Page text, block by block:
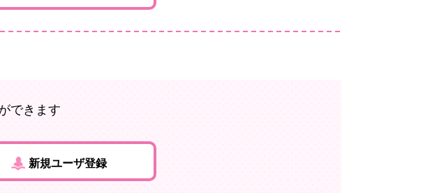
できます
新規ユーザ登録